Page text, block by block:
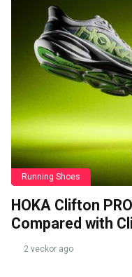
Running Shoes
HOKA Clifton
Compared with
2 veckor ago